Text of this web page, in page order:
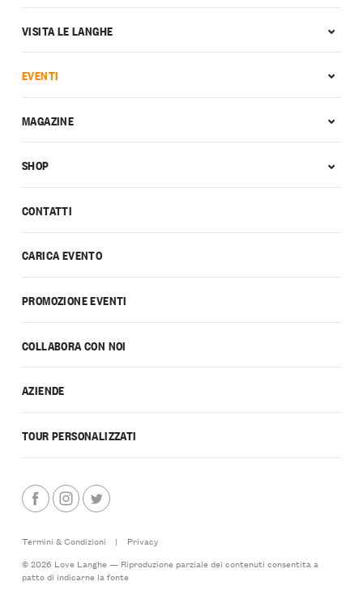
CONTATTI
CARICA EVENTO
PROMOZIONE EVENTI
COLLABORA CON NOI
AZIENDE
TOUR PERSONALIZZATI
VISITA LE LANGHE
EVENTI
MAGAZINE
SHOP
Termini & Condizioni |
Privacy
© 2026 Love Langhe — Riproduzione parziale dei contenuti consentita a
patto di indicarne la fonte